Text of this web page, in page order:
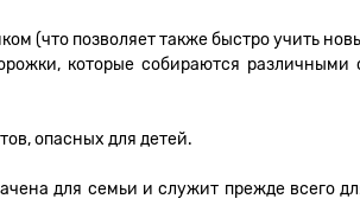
(что позволяет также быстро учить
которые собираются
опасных для детей.
для семьи и служит прежде всего